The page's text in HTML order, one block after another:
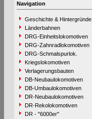
Navigation
Geschichte & Hintergründe
Länderbahnen
DRG-Einheitslokomotiven
DRG-Zahnradlokomotiven
DRG-Schmalspurlok.
Kriegslokomotiven
Verlagerungsbauten
DB-Neubaulokomotiven
DB-Umbaulokomotiven
DR-Neubaulokomotiven
DR-Rekolokomotiven
DR - "6000er"